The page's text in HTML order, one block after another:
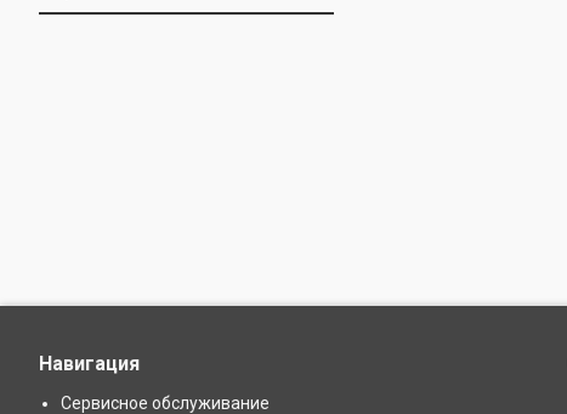
Навигация
Сервисное обслуживание